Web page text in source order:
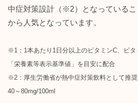
中症対策設計（※2）となっているこ
から人気となっています。
※1：1本あたり1日分以上のビタミンC、ビタ
「栄養素等表示基準値」を目安に配合
※2：厚生労働省が熱中症対策飲料として推
40～80mg/100ml